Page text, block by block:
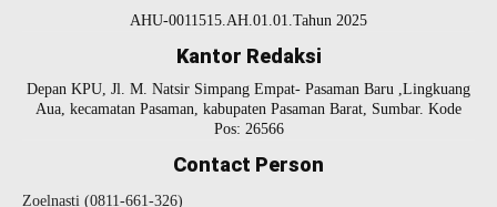
AHU-0011515.AH.01.01.Tahun 2025
Kantor Redaksi
Depan KPU, Jl. M. Natsir Simpang Empat- Pasaman Baru ,Lingkuang
Aua, kecamatan Pasaman, kabupaten Pasaman Barat, Sumbar. Kode
Pos: 26566
Contact Person
Zoelnasti (0811-661-326)